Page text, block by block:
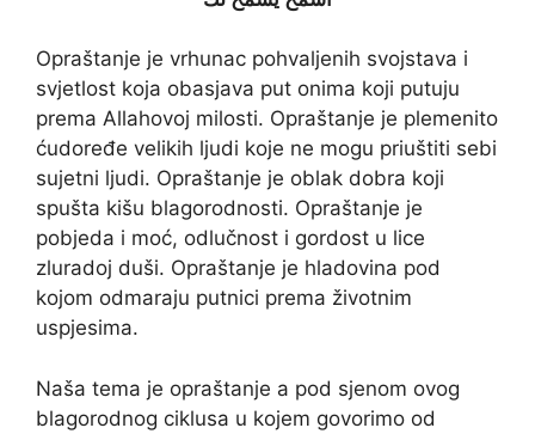
Opraštanje je vrhunac pohvaljenih svojstava i
svjetlost koja obasjava put onima koji putuju
prema Allahovoj milosti. Opraštanje je plemenito
ćudoređe velikih ljudi koje ne mogu priuštiti sebi
sujetni ljudi. Opraštanje je oblak dobra koji
spušta kišu blagorodnosti. Opraštanje je
pobjeda i moć, odlučnost i gordost u lice
zluradoj duši. Opraštanje je hladovina pod
kojom odmaraju putnici prema životnim
uspjesima.
Naša tema je opraštanje a pod sjenom ovog
blagorodnog ciklusa u kojem govorimo od